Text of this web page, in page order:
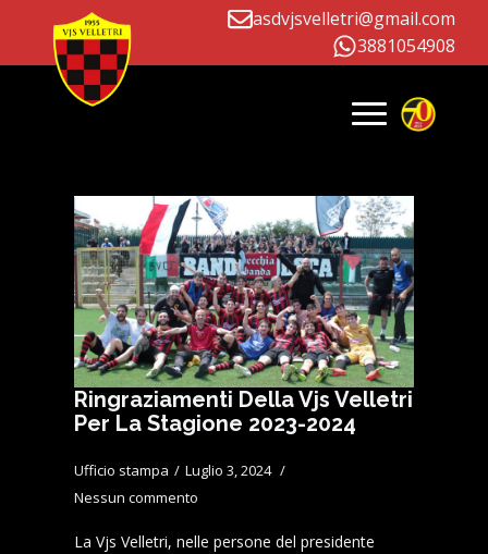
asdvjsvelletri@gmail.com
3881054908
Giorno:
3 Luglio
2024
Ringraziamenti Della Vjs Velletri
Per La Stagione 2023-2024
Ufficio stampa
Luglio 3, 2024
Nessun commento
La Vjs Velletri, nelle persone del presidente